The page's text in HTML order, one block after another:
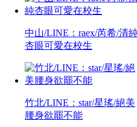
中山/LINE：raex/芮希/清
杏眼可愛在校生
竹北/LINE：star/星瑤/絕美
腰身欲罷不能